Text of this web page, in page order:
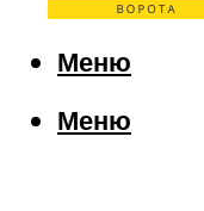
Меню
Меню